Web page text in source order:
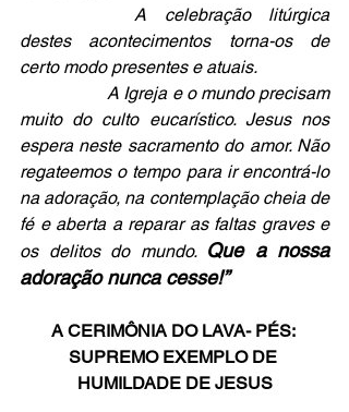
A celebração litúrgica
destes acontecimentos torna-os de
certo modo presentes e atuais.
A Igreja e o mundo precisam
muito do culto eucarístico. Jesus nos
espera neste sacramento do amor. Não
regateemos o tempo para ir encontrá-lo
na adoração, na contemplação cheia de
fé e aberta a reparar as faltas graves e
os delitos do mundo. Que a nossa
adoração nunca cesse!”
A CERIMÔNIA DO LAVA- PÉS:
SUPREMO EXEMPLO DE
HUMILDADE DE JESUS